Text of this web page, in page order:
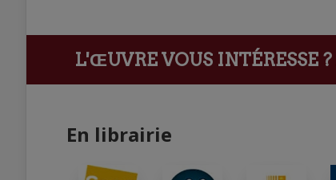
L'ŒUVRE VOUS INTÉRESSE ?
En librairie